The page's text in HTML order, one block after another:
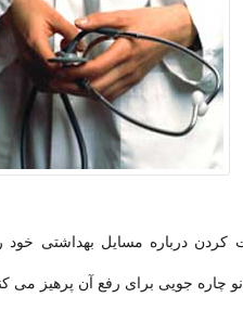
کردن درباره مسایل بهداشتی خود
چاره‌ جویی برای رفع آن پرهیز می‌